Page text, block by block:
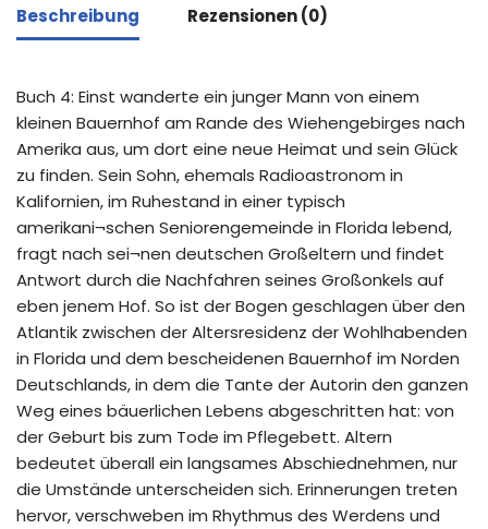
Beschreibung Rezensionen (0)
Buch 4: Einst wanderte ein junger Mann von einem
kleinen Bauernhof am Rande des Wiehengebirges nach
Amerika aus, um dort eine neue Heimat und sein Glück
zu finden. Sein Sohn, ehemals Radioastronom in
Kalifornien, im Ruhestand in einer typisch
amerikani¬schen Seniorengemeinde in Florida lebend,
fragt nach sei¬nen deutschen Großeltern und findet
Antwort durch die Nachfahren seines Großonkels auf
eben jenem Hof. So ist der Bogen geschlagen über den
Atlantik zwischen der Altersresidenz der Wohlhabenden
in Florida und dem bescheidenen Bauernhof im Norden
Deutschlands, in dem die Tante der Autorin den ganzen
Weg eines bäuerlichen Lebens abgeschritten hat: von
der Geburt bis zum Tode im Pflegebett. Altern
bedeutet überall ein langsames Abschiednehmen, nur
die Umstände unterscheiden sich. Erinnerungen treten
hervor, verschweben im Rhythmus des Werdens und